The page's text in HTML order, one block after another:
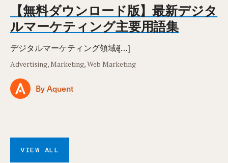
【無料ダウンロード版】最新デジタ
ルマーケティング主要用語集
デジタルマーケティング領域ӗ […]
Advertising, Marketing, Web Marketing
By Aquent
VIEW ALL